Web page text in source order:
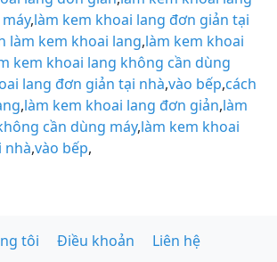
,làm kem khoai lang đơn giản tại
làm kem khoai lang,làm kem khoai
kem khoai lang không cần dùng
lang đơn giản tại nhà,vào bếp,cách
,làm kem khoai lang đơn giản,làm
cần dùng máy,làm kem khoai
nhà,vào bếp,
tôi Điều khoản
Liên hệ